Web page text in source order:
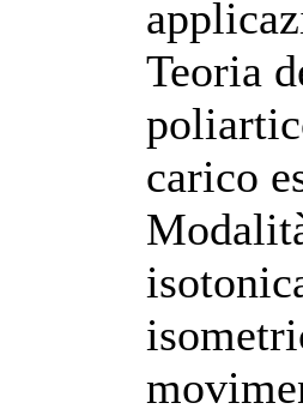
Teoria
carico